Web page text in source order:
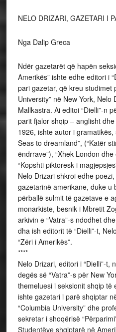
NELO DRIZARI, GAZETARI I
Nga Dalip Greca
Ndër gazetarët që hapën
Amerikës” ishte edhe editori i
pari gazetar, që kreu studimet
University” në New York,
Mallkastra. Ai editoi “Dielli”-n
parit fjalor shqip – anglisht
1926, ishte autor i
Seas to dreamland”, (“Katër
ëndrrave”), “Xhek London
“Kopshti piktoresk i
Nelo Drizari shkroi edhe
gazetarinë amerikane, duke u
përballë sulmit të gazetave e
monarkiste, besnik i Mbretit
arkivin e “Vatra”-s ndodhet
dha ish editorit të “Dielli”-t,
“Zëri i Amerikës”.
****
Nelo Drizari, editori i “Dielli”-t,
degës së “Vatra”-s për New
themeluesi i seksionit shqip të
ishte gazetari i parë shqiptar
“Columbia University” dhe
sekretar i shoqërisë
Studentëve shqiptarë në